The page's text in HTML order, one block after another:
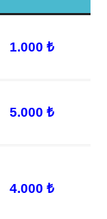
1.000 ₺
5.000 ₺
4.000 ₺